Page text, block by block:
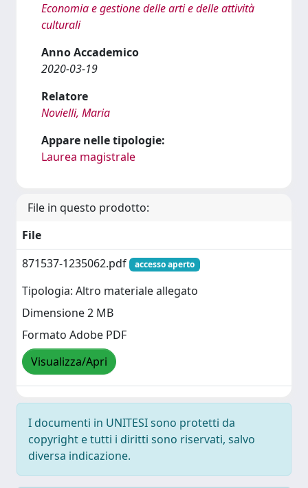
Economia e gestione delle arti e delle attività
culturali
Anno Accademico
2020-03-19
Relatore
Novielli, Maria
Appare nelle tipologie:
Laurea magistrale
File in questo prodotto:
File
871537-1235062.pdf
accesso aperto
Tipologia: Altro materiale allegato
Dimensione 2 MB
Formato Adobe PDF
Visualizza/Apri
I documenti in UNITESI sono protetti da
copyright e tutti i diritti sono riservati, salvo
diversa indicazione.